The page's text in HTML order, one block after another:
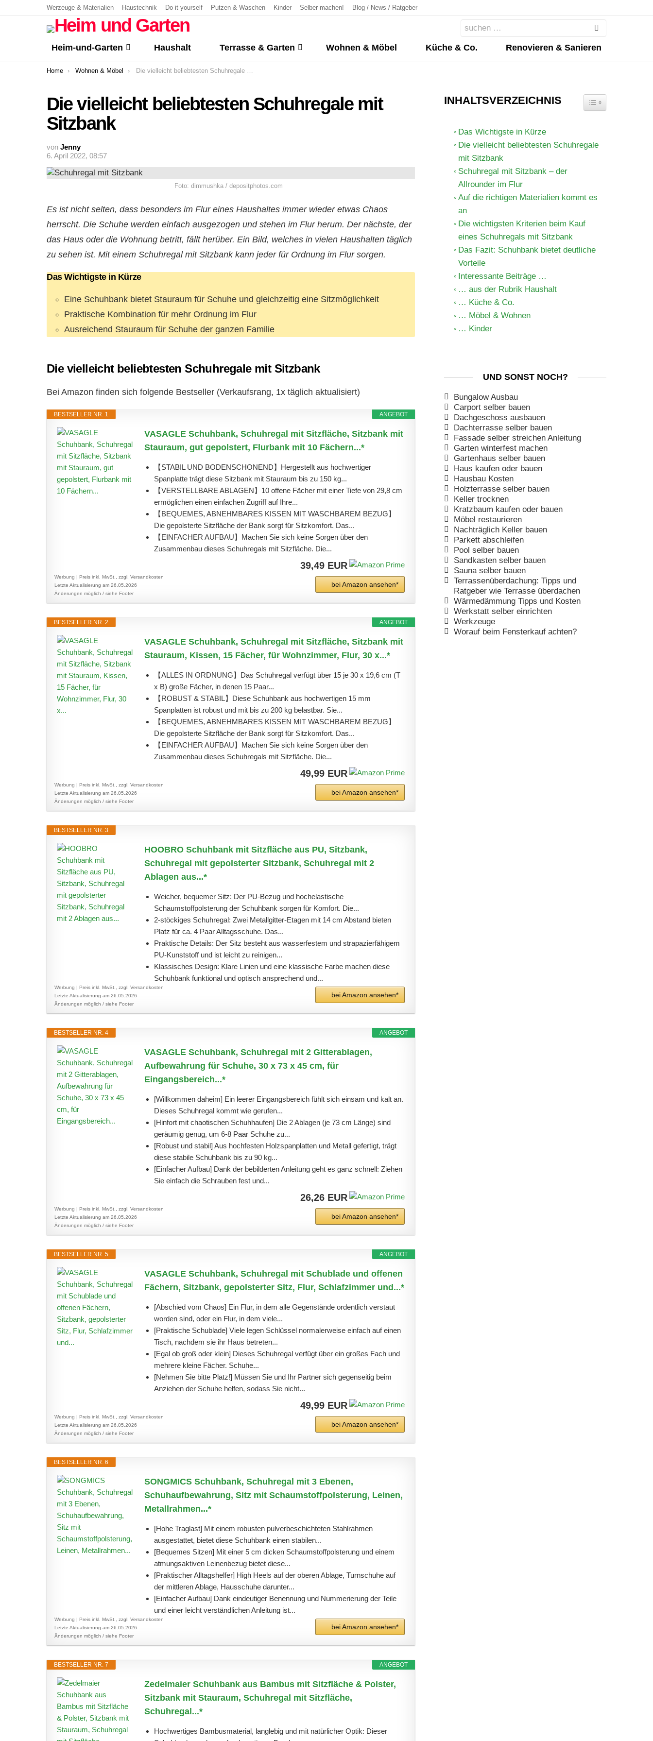
Werzeuge & Materialien Haustechnik Do it yourself Putzen & Waschen Kinder Selber machen! Blog / News / Ratgeber
for:
Heim-und-Garten Haushalt Terrasse & Garten Wohnen & Möbel Küche & Co. Renovieren & Sanieren
You are here:
Home Wohnen & Möbel Die vielleicht beliebtesten Schuhregale mit Sitzbank
Die vielleicht beliebtesten Schuhregale mit
Sitzbank
von Jenny
6. April 2022, 08:57
Foto: dimmushka / depositphotos.com
Es ist nicht selten, dass besonders im Flur eines Haushaltes immer wieder etwas Chaos
herrscht. Die Schuhe werden einfach ausgezogen und stehen im Flur herum. Der nächste, der
das Haus oder die Wohnung betritt, fällt herüber. Ein Bild, welches in vielen Haushalten täglich
zu sehen ist. Mit einem Schuhregal mit Sitzbank kann jeder für Ordnung im Flur sorgen.
Das Wichtigste in Kürze
Eine Schuhbank bietet Stauraum für Schuhe und gleichzeitig eine Sitzmöglichkeit
Praktische Kombination für mehr Ordnung im Flur
Ausreichend Stauraum für Schuhe der ganzen Familie
Die vielleicht beliebtesten Schuhregale mit Sitzbank
Bei Amazon finden sich folgende Bestseller (Verkaufsrang, 1x täglich aktualisiert)
ANGEBOT
BESTSELLER NR. 1
VASAGLE Schuhbank, Schuhregal mit Sitzfläche, Sitzbank mit
Stauraum, gut gepolstert, Flurbank mit 10 Fächern...*
【STABIL UND BODENSCHONEND】Hergestellt aus hochwertiger
Spanplatte trägt diese Sitzbank mit Stauraum bis zu 150 kg...
【VERSTELLBARE ABLAGEN】10 offene Fächer mit einer Tiefe von 29,8 cm
ermöglichen einen einfachen Zugriff auf Ihre...
【BEQUEMES, ABNEHMBARES KISSEN MIT WASCHBAREM BEZUG】
Die gepolsterte Sitzfläche der Bank sorgt für Sitzkomfort. Das...
【EINFACHER AUFBAU】Machen Sie sich keine Sorgen über den
Zusammenbau dieses Schuhregals mit Sitzfläche. Die...
39,49 EUR
bei Amazon ansehen*
Werbung | Preis inkl. MwSt., zzgl. Versandkosten
Letzte Aktualisierung am 26.05.2026
Änderungen möglich / siehe Footer
ANGEBOT
BESTSELLER NR. 2
VASAGLE Schuhbank, Schuhregal mit Sitzfläche, Sitzbank mit
Stauraum, Kissen, 15 Fächer, für Wohnzimmer, Flur, 30 x...*
【ALLES IN ORDNUNG】Das Schuhregal verfügt über 15 je 30 x 19,6 cm (T
x B) große Fächer, in denen 15 Paar...
【ROBUST & STABIL】Diese Schuhbank aus hochwertigen 15 mm
Spanplatten ist robust und mit bis zu 200 kg belastbar. Sie...
【BEQUEMES, ABNEHMBARES KISSEN MIT WASCHBAREM BEZUG】
Die gepolsterte Sitzfläche der Bank sorgt für Sitzkomfort. Das...
【EINFACHER AUFBAU】Machen Sie sich keine Sorgen über den
Zusammenbau dieses Schuhregals mit Sitzfläche. Die...
49,99 EUR
bei Amazon ansehen*
Werbung | Preis inkl. MwSt., zzgl. Versandkosten
Letzte Aktualisierung am 26.05.2026
Änderungen möglich / siehe Footer
BESTSELLER NR. 3
HOOBRO Schuhbank mit Sitzfläche aus PU, Sitzbank,
Schuhregal mit gepolsterter Sitzbank, Schuhregal mit 2
Ablagen aus...*
Weicher, bequemer Sitz: Der PU-Bezug und hochelastische
Schaumstoffpolsterung der Schuhbank sorgen für Komfort. Die...
2-stöckiges Schuhregal: Zwei Metallgitter-Etagen mit 14 cm Abstand bieten
Platz für ca. 4 Paar Alltagsschuhe. Das...
Praktische Details: Der Sitz besteht aus wasserfestem und strapazierfähigem
PU-Kunststoff und ist leicht zu reinigen...
Klassisches Design: Klare Linien und eine klassische Farbe machen diese
Schuhbank funktional und optisch ansprechend und...
bei Amazon ansehen*
Werbung | Preis inkl. MwSt., zzgl. Versandkosten
Letzte Aktualisierung am 26.05.2026
Änderungen möglich / siehe Footer
ANGEBOT
BESTSELLER NR. 4
VASAGLE Schuhbank, Schuhregal mit 2 Gitterablagen,
Aufbewahrung für Schuhe, 30 x 73 x 45 cm, für
Eingangsbereich...*
[Willkommen daheim] Ein leerer Eingangsbereich fühlt sich einsam und kalt an.
Dieses Schuhregal kommt wie gerufen...
[Hinfort mit chaotischen Schuhhaufen] Die 2 Ablagen (je 73 cm Länge) sind
geräumig genug, um 6-8 Paar Schuhe zu...
[Robust und stabil] Aus hochfesten Holzspanplatten und Metall gefertigt, trägt
diese stabile Schuhbank bis zu 90 kg...
[Einfacher Aufbau] Dank der bebilderten Anleitung geht es ganz schnell: Ziehen
Sie einfach die Schrauben fest und...
26,26 EUR
bei Amazon ansehen*
Werbung | Preis inkl. MwSt., zzgl. Versandkosten
Letzte Aktualisierung am 26.05.2026
Änderungen möglich / siehe Footer
ANGEBOT
BESTSELLER NR. 5
VASAGLE Schuhbank, Schuhregal mit Schublade und offenen
Fächern, Sitzbank, gepolsterter Sitz, Flur, Schlafzimmer und...*
[Abschied vom Chaos] Ein Flur, in dem alle Gegenstände ordentlich verstaut
worden sind, oder ein Flur, in dem viele...
[Praktische Schublade] Viele legen Schlüssel normalerweise einfach auf einen
Tisch, nachdem sie ihr Haus betreten...
[Egal ob groß oder klein] Dieses Schuhregal verfügt über ein großes Fach und
mehrere kleine Fächer. Schuhe...
[Nehmen Sie bitte Platz!] Müssen Sie und Ihr Partner sich gegenseitig beim
Anziehen der Schuhe helfen, sodass Sie nicht...
49,99 EUR
bei Amazon ansehen*
Werbung | Preis inkl. MwSt., zzgl. Versandkosten
Letzte Aktualisierung am 26.05.2026
Änderungen möglich / siehe Footer
BESTSELLER NR. 6
SONGMICS Schuhbank, Schuhregal mit 3 Ebenen,
Schuhaufbewahrung, Sitz mit Schaumstoffpolsterung, Leinen,
Metallrahmen...*
[Hohe Traglast] Mit einem robusten pulverbeschichteten Stahlrahmen
ausgestattet, bietet diese Schuhbank einen stabilen...
[Bequemes Sitzen] Mit einer 5 cm dicken Schaumstoffpolsterung und einem
atmungsaktiven Leinenbezug bietet diese...
[Praktischer Alltagshelfer] High Heels auf der oberen Ablage, Turnschuhe auf
der mittleren Ablage, Hausschuhe darunter...
[Einfacher Aufbau] Dank eindeutiger Benennung und Nummerierung der Teile
und einer leicht verständlichen Anleitung ist...
bei Amazon ansehen*
Werbung | Preis inkl. MwSt., zzgl. Versandkosten
Letzte Aktualisierung am 26.05.2026
Änderungen möglich / siehe Footer
ANGEBOT
BESTSELLER NR. 7
Zedelmaier Schuhbank aus Bambus mit Sitzfläche & Polster,
Sitzbank mit Stauraum, Schuhregal mit Sitzfläche,
Schuhregal...*
Hochwertiges Bambusmaterial, langlebig und mit natürlicher Optik: Dieser
INHALTSVERZEICHNIS TOGGLE TABLE OF
Das Wichtigste in Kürze
Die vielleicht beliebtesten Schuhregale
mit Sitzbank
Schuhregal mit Sitzbank – der
Allrounder im Flur
Auf die richtigen Materialien kommt es
an
Die wichtigsten Kriterien beim Kauf
eines Schuhregals mit Sitzbank
Das Fazit: Schuhbank bietet deutliche
Vorteile
Interessante Beiträge …
… aus der Rubrik Haushalt
… Küche & Co.
… Möbel & Wohnen
… Kinder
UND SONST NOCH?
Bungalow Ausbau
Carport selber bauen
Dachgeschoss ausbauen
Dachterrasse selber bauen
Fassade selber streichen Anleitung
Garten winterfest machen
Gartenhaus selber bauen
Haus kaufen oder bauen
Hausbau Kosten
Holzterrasse selber bauen
Keller trocknen
Kratzbaum kaufen oder bauen
Möbel restaurieren
Nachträglich Keller bauen
Parkett abschleifen
Pool selber bauen
Sandkasten selber bauen
Sauna selber bauen
Terrassenüberdachung: Tipps und
Ratgeber wie Terrasse überdachen
Wärmedämmung Tipps und Kosten
Werkstatt selber einrichten
Werkzeuge
Worauf beim Fensterkauf achten?